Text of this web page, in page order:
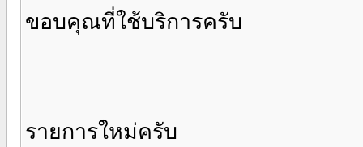
ขอบคุณที่ใช้บริการครับ
รายการใหม่ครับ